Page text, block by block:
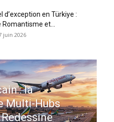
d’exception en Türkiye :
Romantisme et...
juin 2026
- A LA UNE
Aéroports US :
injectent 870
dans 339